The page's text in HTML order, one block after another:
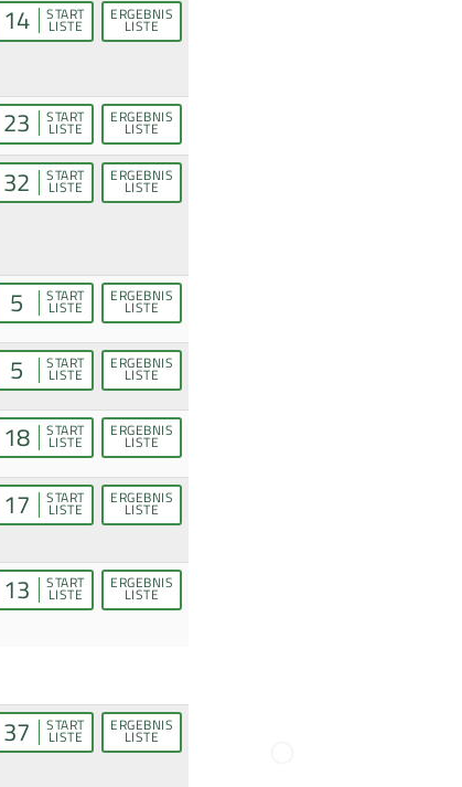
14 START
LISTE
ERGEBNIS
LISTE
23 START
LISTE
ERGEBNIS
LISTE
32 START
LISTE
ERGEBNIS
LISTE
5 START
LISTE
ERGEBNIS
LISTE
5 START
LISTE
ERGEBNIS
LISTE
18 START
LISTE
ERGEBNIS
LISTE
17 START
LISTE
ERGEBNIS
LISTE
13 START
LISTE
ERGEBNIS
LISTE
37 START
LISTE
ERGEBNIS
LISTE